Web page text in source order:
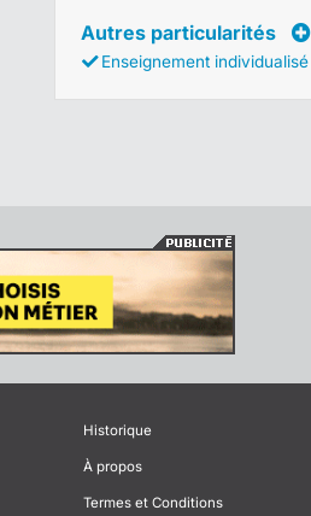
Autres particularités
Enseignement individualisé
Historique
À propos
Termes et Conditions